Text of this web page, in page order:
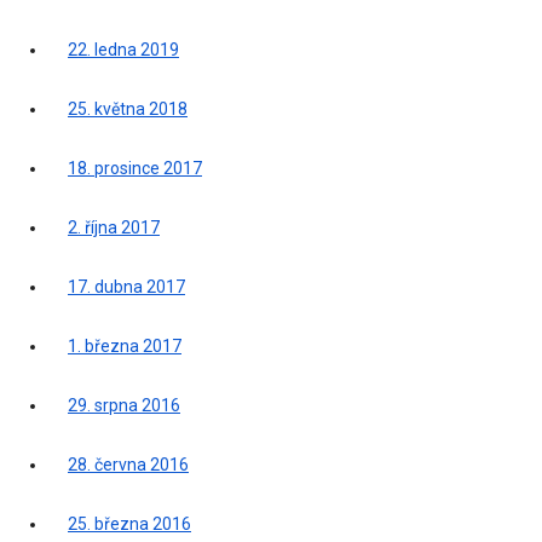
22. ledna 2019
25. května 2018
18. prosince 2017
2. října 2017
17. dubna 2017
1. března 2017
29. srpna 2016
28. června 2016
25. března 2016